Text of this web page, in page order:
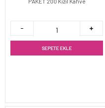
SEPETE EKLE